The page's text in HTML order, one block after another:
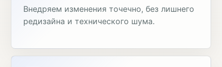
Внедряем изменения точечно, без лишнего
редизайна и технического шума.